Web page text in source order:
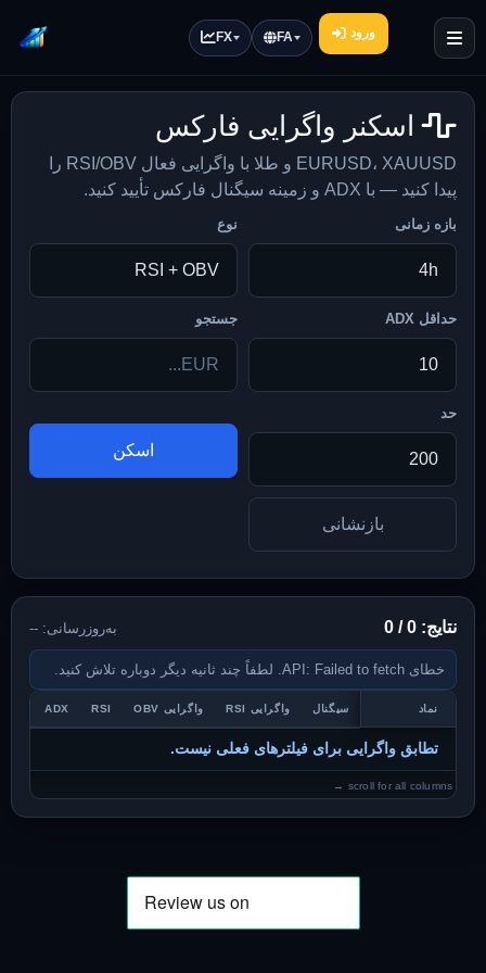
FX FA ورود
اسکنر واگرایی فارکس
EURUSD، XAUUSD و طلا با واگرایی فعال RSI/OBV را
پیدا کنید — با ADX و زمینه سیگنال فارکس تأیید کنید.
بازه زمانی نوع
حداقل ADX جستجو
حد
اسکن
بازنشانی
نتایج: 0 / 0 به‌روزرسانی: --
خطای API: Failed to fetch. لطفاً چند ثانیه دیگر دوباره تلاش کنید.
نماد سیگنال واگرایی RSI واگرایی OBV RSI
ADX
تطابق واگرایی برای فیلترهای فعلی نیست.